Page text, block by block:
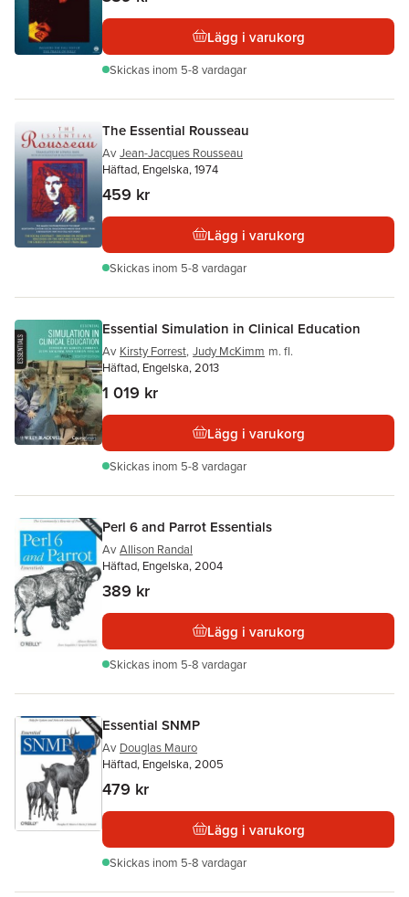
Lägg i varukorg
Skickas inom 5-8 vardagar
The Essential Rousseau
Av Jean-Jacques Rousseau
Häftad, Engelska, 1974
459 kr
Lägg i varukorg
Skickas inom 5-8 vardagar
Essential Simulation in Clinical Education
Av Kirsty Forrest, Judy McKimm m. fl.
Häftad, Engelska, 2013
1 019 kr
Lägg i varukorg
Skickas inom 5-8 vardagar
Perl 6 and Parrot Essentials
Av Allison Randal
Häftad, Engelska, 2004
389 kr
Lägg i varukorg
Skickas inom 5-8 vardagar
Essential SNMP
Av Douglas Mauro
Häftad, Engelska, 2005
479 kr
Lägg i varukorg
Skickas inom 5-8 vardagar